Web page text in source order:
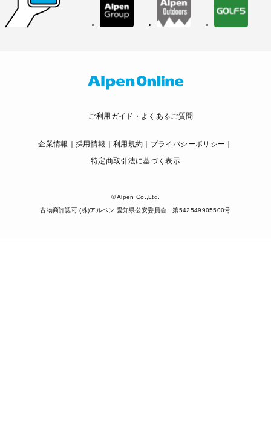
ご利用ガイド・よくあるご質問
企業情報 採用情報 利用規約
プライバシーポリシー
特定商取引法に基づく表示
© Alpen Co.,Ltd.
古物商許認可 (株)アルペン 愛知県公安委員会 第542549905500号